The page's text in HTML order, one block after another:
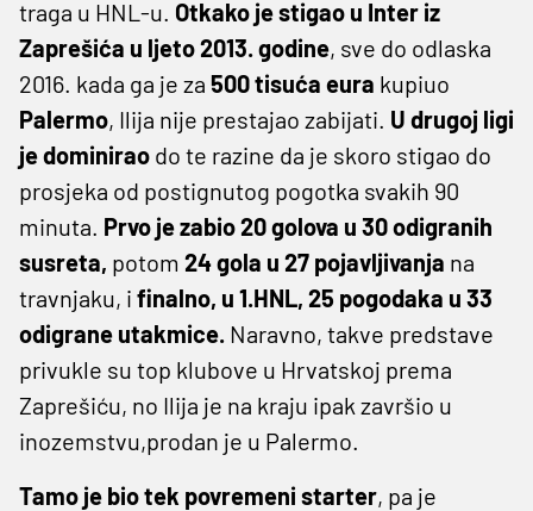
traga u HNL-u. Otkako je stigao u Inter iz
Zaprešića u ljeto 2013. godine, sve do odlaska
2016. kada ga je za 500 tisuća eura kupiuo
Palermo, Ilija nije prestajao zabijati. U drugoj ligi
je dominirao do te razine da je skoro stigao do
prosjeka od postignutog pogotka svakih 90
minuta. Prvo je zabio 20 golova u 30 odigranih
susreta, potom 24 gola u 27 pojavljivanja na
travnjaku, i finalno, u 1.HNL, 25 pogodaka u 33
odigrane utakmice. Naravno, takve predstave
privukle su top klubove u Hrvatskoj prema
Zaprešiću, no Ilija je na kraju ipak završio u
inozemstvu,prodan je u Palermo.
Tamo je bio tek povremeni starter, pa je